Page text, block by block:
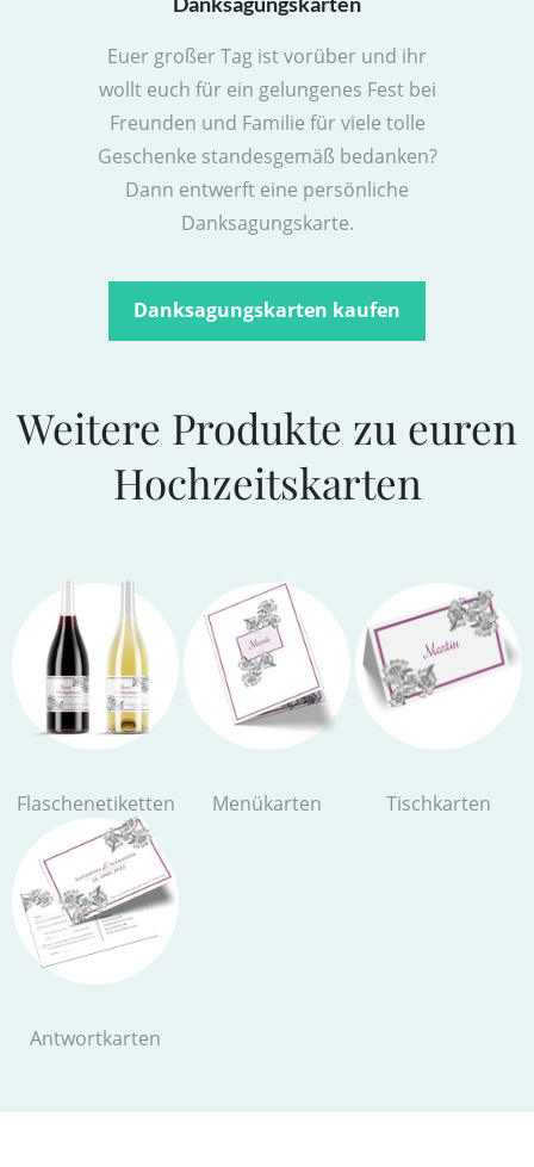
Euer großer Tag ist vorüber und ihr
wollt euch für ein gelungenes Fest bei
Freunden und Familie für viele tolle
Geschenke standesgemäß bedanken?
Dann entwerft eine persönliche
Danksagungskarte.
Danksagungskarten kaufen
Weitere Produkte zu euren
Hochzeitskarten
Flaschenetiketten Menükarten Tischkarten
Antwortkarten